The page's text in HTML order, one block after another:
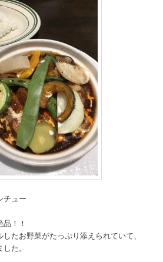
チュー
！！
たお野菜がたっぷり添えられていて、
た。